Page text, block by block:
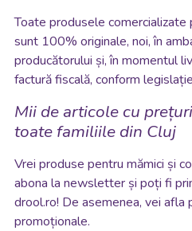
Toate produsele
sunt 100% originale, noi, în
producătorului și, în momentul
factură fiscală, conform
Mii de articole cu
toate familiile din Cluj
Vrei produse pentru mămici și
abona la newsletter și poți fi
drool.ro! De asemenea, vei afla
promoționale.